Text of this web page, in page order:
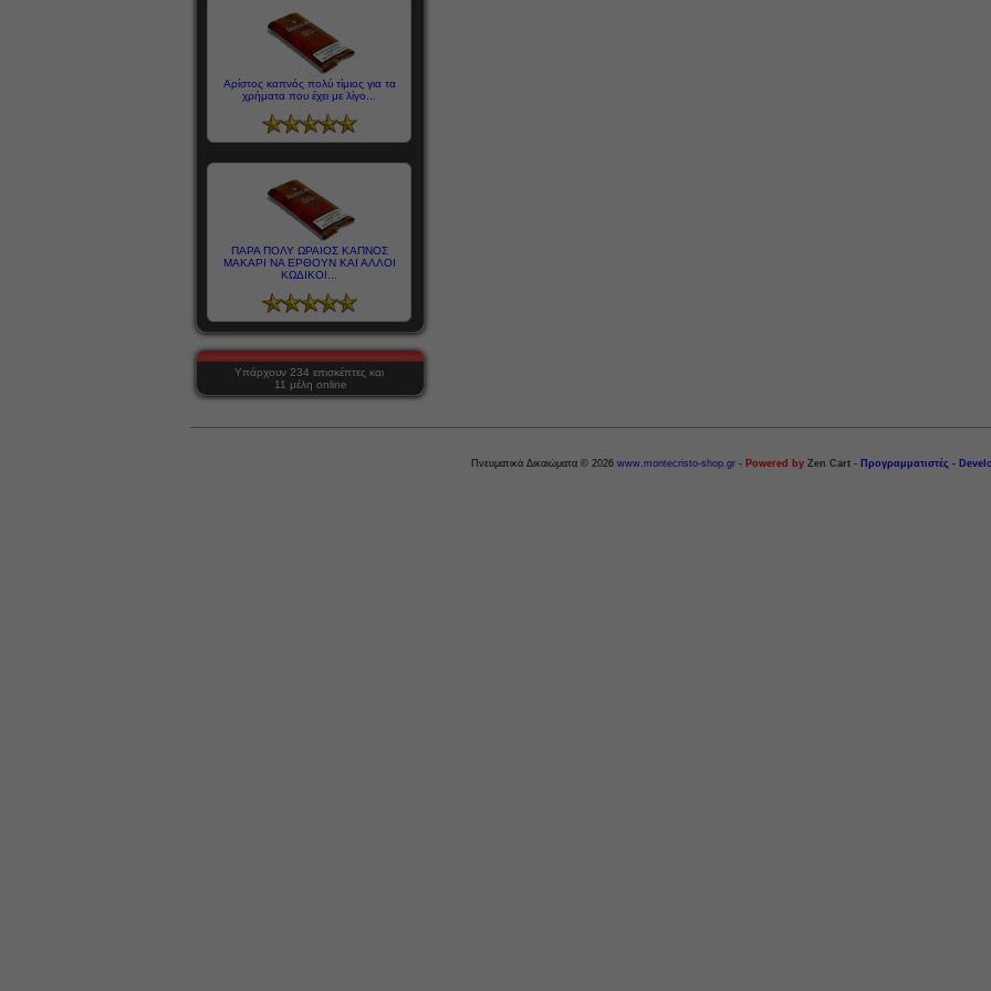
Αρίστος καπνός πολύ τίμιος για τα
χρήματα που έχει με λίγο...
ΠΑΡΑ ΠΟΛΥ ΩΡΑΙΟΣ ΚΑΠΝΟΣ
ΜΑΚΑΡΙ ΝΑ ΕΡΘΟΥΝ ΚΑΙ ΑΛΛΟΙ
ΚΩΔΙΚΟΙ...
Υπάρχουν 234 επισκέπτες και
11 μέλη online
Πνευματικά Δικαιώματα © 2026 www.montecristo-shop.gr - Powered by Zen Cart - Προγραμματιστές -